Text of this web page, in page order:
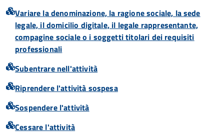
Variare la denominazione, la ragione sociale, la sede
legale, il domicilio digitale, il legale rappresentante,
compagine sociale o i soggetti titolari dei requisiti
professionali
Subentrare nell'attività
Riprendere l'attività sospesa
Sospendere l'attività
Cessare l'attività